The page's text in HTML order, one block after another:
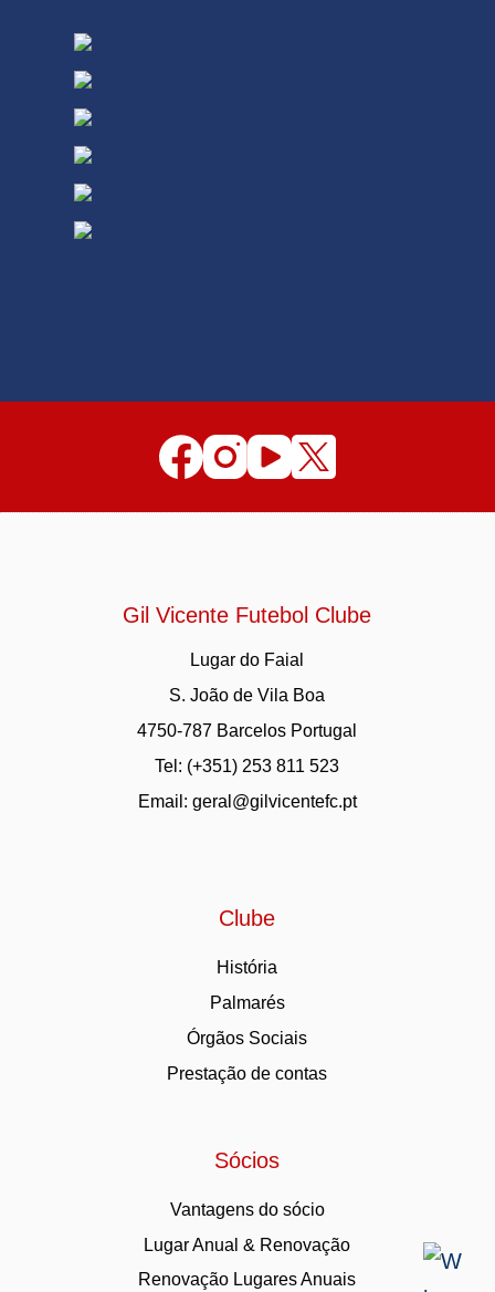
Gil Vicente Futebol Clube
Lugar do Faial
S. João de Vila Boa
4750-787 Barcelos Portugal
Tel: (+351) 253 811 523
Email: geral@gilvicentefc.pt
Clube
História
Palmarés
Órgãos Sociais
Prestação de contas
Sócios
Vantagens do sócio
Lugar Anual & Renovação
Renovação Lugares Anuais